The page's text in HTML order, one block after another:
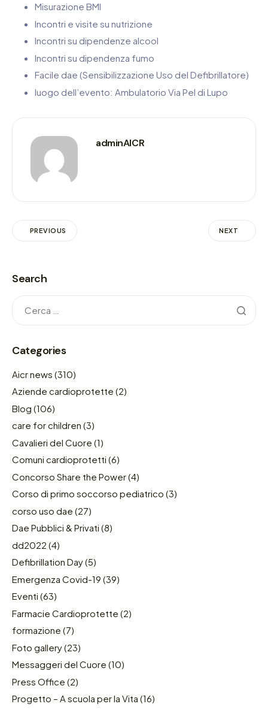
Misurazione BMI
Incontri e visite su nutrizione
Incontri su dipendenze alcool
Incontri su dipendenza fumo
Facile dae (Sensibilizzazione Uso del Defibrillatore)
luogo dell’evento: Ambulatorio Via Pel di Lupo
adminAICR
PREVIOUS NEXT
Search
Categories
Aicr news (310)
Aziende cardioprotette (2)
Blog (106)
care for children (3)
Cavalieri del Cuore (1)
Comuni cardioprotetti (6)
Concorso Share the Power(4)
Corso di primo soccorso pediatrico (3)
corso uso dae (27)
Dae Pubblici & Privati (8)
dd2022 (4)
Defibrillation Day(5)
Emergenza Covid-19 (39)
Eventi (63)
Farmacie Cardioprotette (2)
formazione (7)
Foto gallery(23)
Messaggeri del Cuore (10)
Press Office (2)
Progetto – A scuola per la Vita (16)